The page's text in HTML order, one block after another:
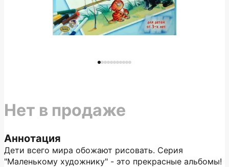
Аннотация
Дети всего мира обожают рисовать. Серия
"Маленькому художнику" - это прекрасные альбомы!
Нет в продаже